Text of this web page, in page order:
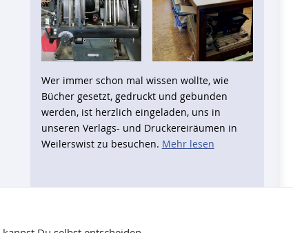
Wer immer schon mal wissen wollte, wie
Bücher gesetzt, gedruckt und gebunden
werden, ist herzlich eingeladen, uns in
unseren Verlags- und Druckereiräumen in
Weilerswist zu besuchen. Mehr lesen